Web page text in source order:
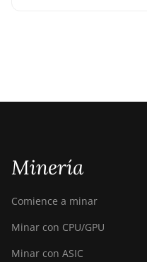
Minería
Comience a minar
Minar con CPU/GPU
Minar con ASIC